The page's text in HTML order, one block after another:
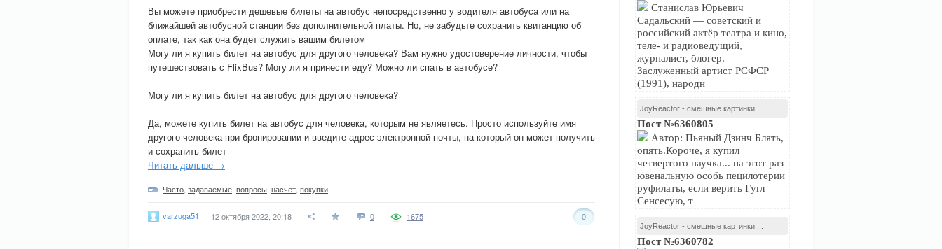
Станислав Юрьевич
Садальский — советский и
российский актёр театра и кино,
теле- и радиоведущий,
журналист, блогер.
Заслуженный артист РСФСР
(1991), народн
JoyReactor - смешные картинки ...
Пост №6360805
Автор: Пьяный Дзинч Блять,
опять.Короче, я купил
четвертого паучка... на этот раз
ювенальную особь пецилотерии
руфилаты, если верить Гугл
Сенсесую, т
JoyReactor - смешные картинки ...
Пост №6360782
Вы можете приобрести дешевые билеты на автобус непосредственно у водителя автобуса или на
ближайшей автобусной станции без дополнительной платы. Но, не забудьте сохранить квитанцию ​​об
оплате, так как она будет служить вашим билетом
Могу ли я купить билет на автобус для другого человека? Вам нужно удостоверение личности, чтобы
путешествовать с FlixBus? Могу ли я принести еду? Можно ли спать в автобусе?
Могу ли я купить билет на автобус для другого человека?
Да, можете купить билет на автобус для человека, которым не являетесь. Просто используйте имя
другого человека при бронировании и введите адрес электронной почты, на который он может получить
и сохранить билет
Читать дальше →
Часто задаваемые вопросы насчёт покупки
varzuga51 12 октября 2022, 20:18 0 0
1675